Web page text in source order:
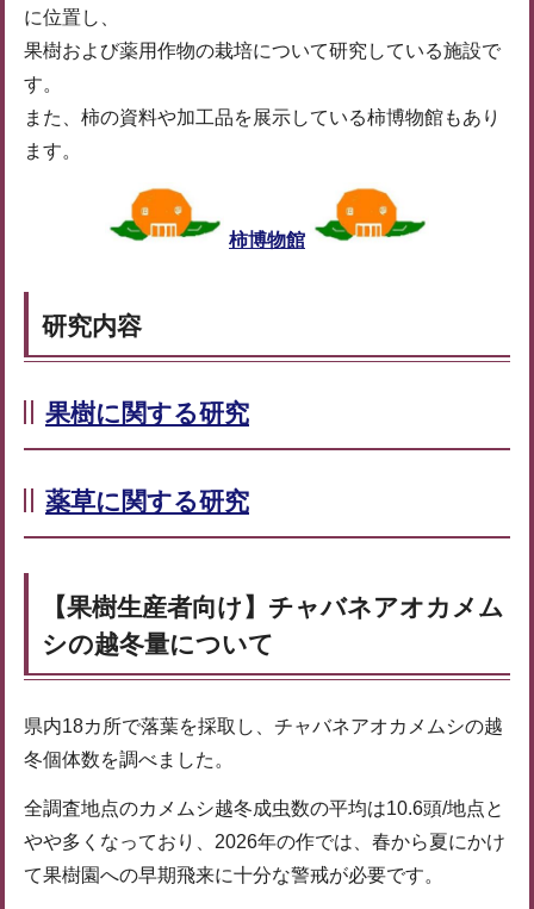
に位置し、
果樹および薬用作物の栽培について研究している施設で
す。
また、柿の資料や加工品を展示している柿博物館もあり
ます。
柿博物館
研究内容
果樹に関する研究
薬草に関する研究
【果樹生産者向け】チャバネアオカメム
シの越冬量について
県内18カ所で落葉を採取し、チャバネアオカメムシの越
冬個体数を調べました。
全調査地点のカメムシ越冬成虫数の平均は10.6頭/地点と
やや多くなっており、2026年の作では、春から夏にかけ
て果樹園への早期飛来に十分な警戒が必要です。